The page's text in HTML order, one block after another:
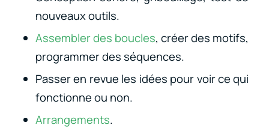
nouveaux outils.
Assembler des boucles, créer des motifs,
programmer des séquences.
Passer en revue les idées pour voir ce qui
fonctionne ou non.
Arrangements.